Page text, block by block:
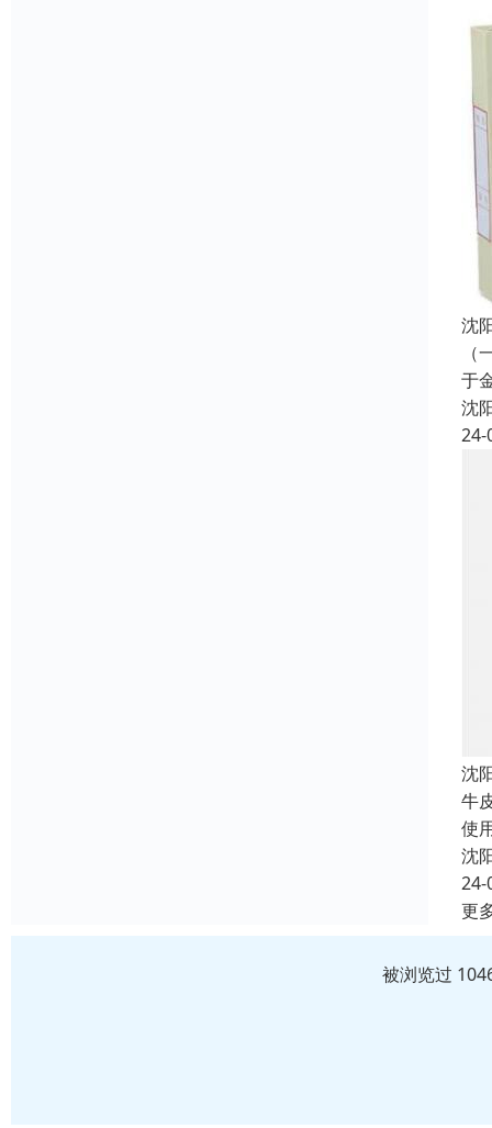
沈
于
沈
24-
沈
牛
使
沈
24-
更
被浏览过